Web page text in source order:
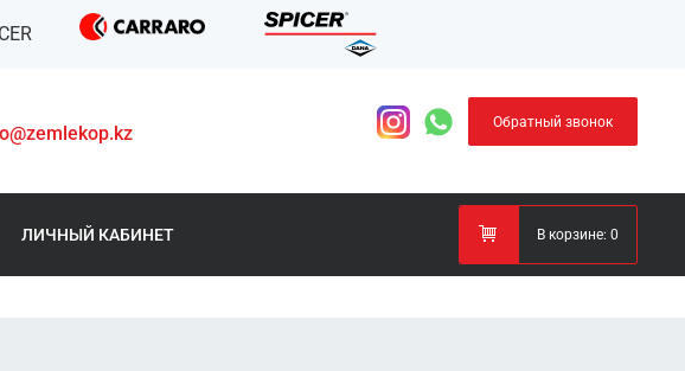
Обратный звонок
ЛИЧНЫЙ КАБИНЕТ В корзине: 0